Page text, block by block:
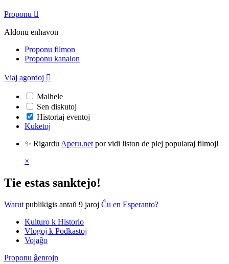
Proponu 
Aldonu enhavon
Proponu filmon
Proponu kanalon
Viaj agordoj 
Malhele
Sen diskutoj
Historiaj eventoj
Kuketoj
✨ Rigardu Aperu.net por vidi liston de plej popularaj filmoj!
×
Tie estas sanktejo!
Warut publikigis antaŭ 9 jaroj Ĉu en Esperanto?
Kulturo k Historio
Vlogoj k Podkastoj
Vojaĝo
Proponu ĝenrojn